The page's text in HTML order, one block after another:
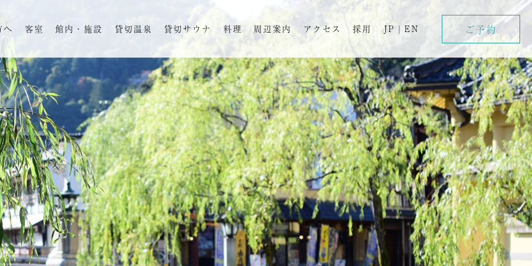
へ 客室 館内・施設 貸切温泉 貸切サウナ 料理 周辺案内 アクセス 採用 JP | EN ご予約